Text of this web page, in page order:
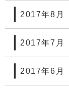
2017年8月
2017年7月
2017年6月